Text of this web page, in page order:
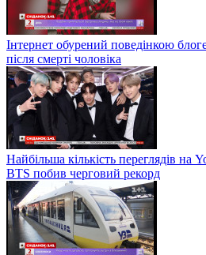
Інтернет обурений поведінкою
після смерті чоловіка
Найбільша кількість переглядів на
BTS побив черговий рекорд